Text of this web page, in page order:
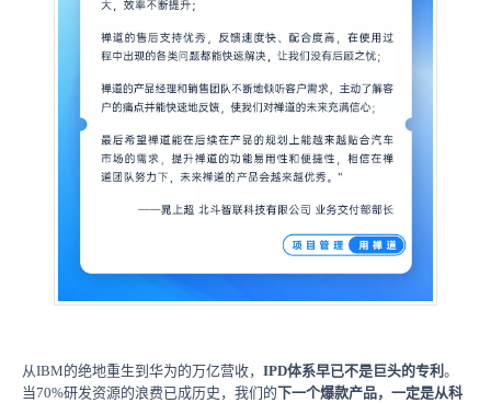
从IBM的绝地重生到华为的万亿营收， IPD体系早已不是巨头的专利 。
当70%研发资源的浪费已成历史，我们的下一个爆款产品，一定是从科